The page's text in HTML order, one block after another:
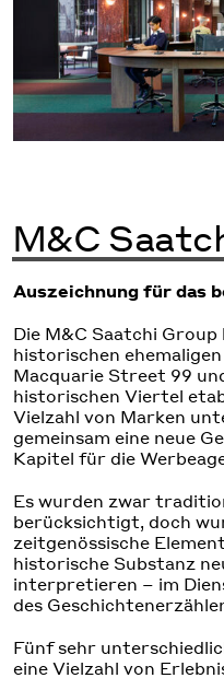
M&C
Auszeichnung für das
Die M&C Saatchi
historischen
Macquarie Street 99
historischen Viertel
Vielzahl von Marken
gemeinsam eine neue
Kapitel für die
Es wurden zwar
berücksichtigt, doch
zeitgenössische
historische Substanz
interpretieren – im
des
Fünf sehr
eine Vielzahl von